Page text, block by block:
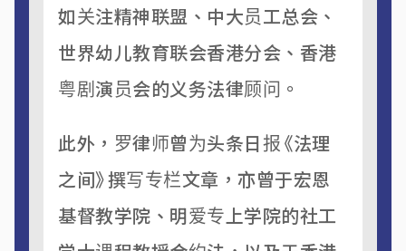
如关注精神联盟、中大员工总会、
世界幼儿教育联会香港分会、香港
粤剧演员会的义务法律顾问。
此外，罗律师曾为头条日报《法理
之间》撰写专栏文章，亦曾于宏恩
基督教学院、明爱专上学院的社工